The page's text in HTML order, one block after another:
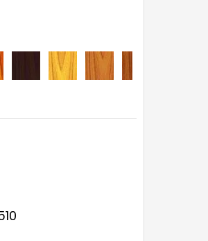
Peteribí Roble Claro